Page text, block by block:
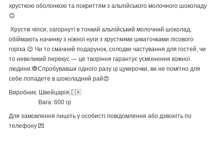
хрусткою оболонкою та покриттям з альпійського молочного шоколаду
😊
Хрусткі чіпси, загорнуті в тонкий альпійський молочний шоколад,
обіймають начинку з ніжної нуги з хрусткими шматочками лісового
горіха.😌 Чи то смачний подарунок, солодке частування для гостей, чи
то невеликий перекус — це творіння гарантує усміхнення кожної
людини.🙈Спробувавши одного разу ці цукерочки, ви не помітно для
себе попадете в шоколадний рай😍
Виробник: Швейцарія🇨🇭
Вага: 600 гр
Для замовлення пишіть у особисті повідомлення або дзвоніть по
телефону 💌